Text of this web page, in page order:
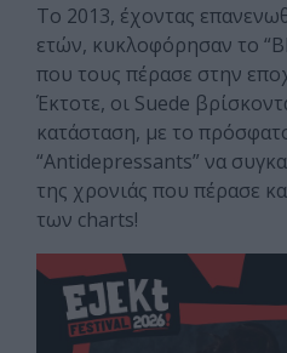
Το 2013, έχοντας
ετών, κυκλοφόρησαν το
που τους πέρασε στην
Έκτοτε, οι Suede
κατάσταση, με το
“Antidepressants” να
της χρονιάς που πέρασε
των charts!